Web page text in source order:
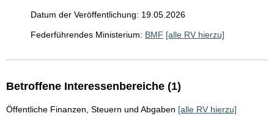
Datum der Veröffentlichung: 19.05.2026
Federführendes Ministerium: BMF [alle RV hierzu]
Betroffene Interessenbereiche (1)
Öffentliche Finanzen, Steuern und Abgaben [alle RV hierzu]